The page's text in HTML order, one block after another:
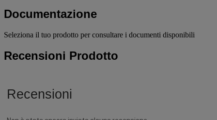
Documentazione
Seleziona il tuo prodotto per consultare i documenti disponibili
Recensioni Prodotto